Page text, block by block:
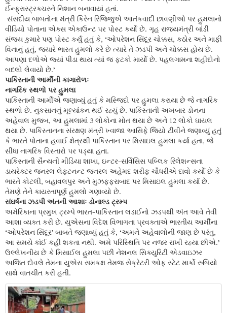
ઈન્ફ્રાસ્ટ્રક્ચરને નિશાન બનાવાયાં હતાં.
સંસદીય બાબતોના મંત્રી કિરેન રિજિજુએ આતંકવાદી છાવણીઓ પર હુમલાનો
વીડિયો પોતાના એક્સ એકાઉન્ટ પર પોસ્ટ કર્યો છે. ગૃહ રાજ્યમંત્રી બાંડી
સંજય કુમારે પણ પોસ્ટ કર્યું હતું કે, ‘ઓપરેશન સિંદૂર ચોક્કસ, કઠોર અને માફી
વિનાનું હતું, જ્યારે ભારત હુમલો કરે છે ત્યારે તે ઝડપી અને ચોક્કસ હોય છે.
આપણા દળોએ જ્યાં પીડા થાય ત્યાં જ ફટકો માર્યો છે. પહલગામના શહીદોનો
બદલો લેવાયો છે.’
પાકિસ્તાની આર્મીની કાગારોળઃ
નાગરિક સ્થળો પર હુમલા
પાકિસ્તાની આર્મીએ જણાવ્યું હતું કે મસ્જિદો પર હુમલા કરાયા છે જે નાગરિક
સ્થળો છે. નુકસાનનું મૂલ્યાંકન થઈ રહ્યું છે. પાકિસ્તાની અખબાર ડોનના
અહેવાલ મુજબ, આ હુમલામાં 3 લોકોના મોત થયા છે અને 12 લોકો ઘાયલ
થયા છે. પાકિસ્તાનના સંરક્ષણ મંત્રી ખ્વાજા આસિફે જિયો ટીવીને જણાવ્યું હતું
કે ભારતે પોતાના હવાઈ ક્ષેત્રથી પાકિસ્તાન પર મિસાઇલ હુમલા કર્યા હતા, જે
સીધા નાગરિક વિસ્તારો પર પડ્યા હતા.
પાકિસ્તાની સૈન્યની મીડિયા શાખા, ઇન્ટર-સર્વિસિસ પબ્લિક રિલેશન્સના
ડાયરેક્ટર જનરલ લેફ્ટનન્ટ જનરલ અહેમદ શરીફ ચૌધરીએ દાવો કર્યો છે કે
ભારતે કોટલી, બહાવલપુર અને મુઝફ્ફરાબાદ પર મિસાઇલ હુમલા કર્યા છે.
તેમણે તેને કાયરતાપૂર્ણ હુમલો ગણાવ્યો છે.
સંઘર્ષના ઝડપી અંતની આશાઃ ડોનાલ્ડ ટ્રમ્પ
અમેરિકાના પ્રમુખ ટ્રમ્પે ભારત-પાકિસ્તાન લડાઈનો ઝડપથી અંત આવે તેવી
આશા વ્યક્ત કરી છે. યુએસના વિદેશ વિભાગના પ્રવક્તાએ ભારતીય આર્મીના
‘ઓપરેશન સિંદૂર’ બાબતે જણાવ્યું હતું કે, ‘અમને અહેવાલોની જાણ છે પરંતુ,
આ સમયે કાંઈ કહી શકતા નથી. અમે પરિસ્થિતિ પર નજર રાખી રહ્યા છીએ.’
ઉલ્લેખનીય છે કે મિસાઈલ હુમલા પછી નેશનલ સિક્યુરિટી એડવાઇઝર
અજિત દોવલે તેમના યુએસ સમકક્ષ તેમજ સેક્રેટરી ઓફ સ્ટેટ માર્કો રુબિયો
સાથે વાતચીત કરી હતી.